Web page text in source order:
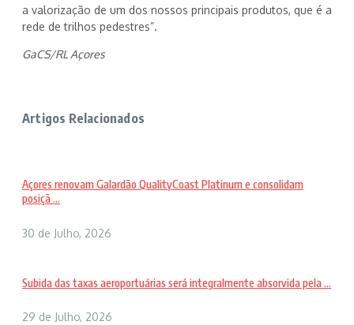
a valorização de um dos nossos principais produtos, que é a
rede de trilhos pedestres”.
GaCS/RL Açores
Artigos Relacionados
Açores renovam Galardão QualityCoast Platinum e consolidam
posiçã ...
30 de Julho, 2026
Subida das taxas aeroportuárias será integralmente absorvida pela ...
29 de Julho, 2026